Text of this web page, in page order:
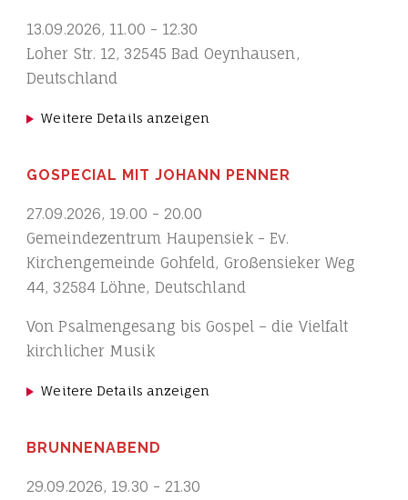
13.09.2026, 11.00 - 12.30
Loher Str. 12, 32545 Bad Oeynhausen,
Deutschland
Weitere Details anzeigen
GOSPECIAL MIT JOHANN PENNER
27.09.2026, 19.00 - 20.00
Gemeindezentrum Haupensiek - Ev.
Kirchengemeinde Gohfeld, Großensieker Weg
44, 32584 Löhne, Deutschland
Von Psalmengesang bis Gospel – die Vielfalt
kirchlicher Musik
Weitere Details anzeigen
BRUNNENABEND
29.09.2026, 19.30 - 21.30